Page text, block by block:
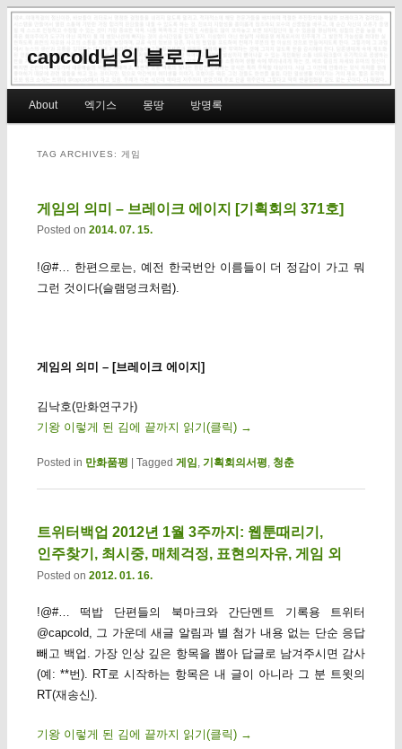
capcold님의 블로그님
Skip to primary content
Skip to secondary content
About 엑기스 몽땅 방명록
TAG ARCHIVES: 게임
게임의 의미 – 브레이크 에이지 [기획회의 371호]
Posted on 2014. 07. 15.
!@#… 한편으로는, 예전 한국번안 이름들이 더 정감이 가고 뭐
그런 것이다(슬램덩크처럼).
게임의 의미 – [브레이크 에이지]
김낙호(만화연구가)
기왕 이렇게 된 김에 끝까지 읽기(클릭) →
Posted in 만화품평 Tagged 게임 , 기획회의서평, 청춘
트위터백업 2012년 1월 3주까지: 웹툰때리기,
인주찾기, 최시중, 매체걱정, 표현의자유, 게임 외
Posted on 2012. 01. 16.
!@#… 떡밥 단편들의 북마크와 간단멘트 기록용 트위터
@capcold, 그 가운데 새글 알림과 별 첨가 내용 없는 단순 응답
빼고 백업. 가장 인상 깊은 항목을 뽑아 답글로 남겨주시면 감사
(예: **번). RT로 시작하는 항목은 내 글이 아니라 그 분 트윗의
RT(재송신).
기왕 이렇게 된 김에 끝까지 읽기(클릭) →